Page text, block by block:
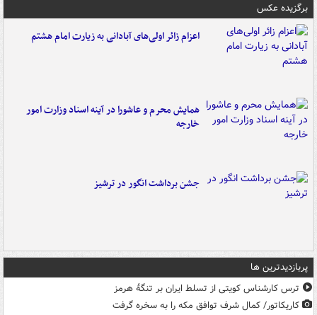
برگزیده عکس
اعزام زائر اولی‌های آبادانی به زیارت امام هشتم
همایش محرم و عاشورا در آینه اسناد وزارت امور
خارجه
جشن برداشت انگور در ترشیز
پربازدیدترین ها
ترس کارشناس کویتی از تسلط ایران بر تنگۀ هرمز
کاریکاتور/ کمال شرف توافق مکه را به سخره گرفت